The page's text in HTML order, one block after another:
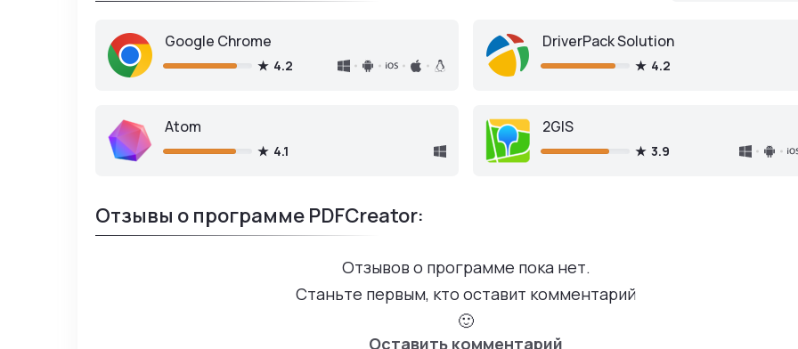
Google Chrome
4.2
DriverPack Solution
4.2
Atom
4.1
2GIS
3.9
Отзывы о программе PDFCreator:
Отзывов о программе пока нет.
Станьте первым, кто оставит комментарий
🙂
Оставить комментарий